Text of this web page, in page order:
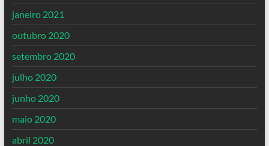
janeiro 2021
outubro 2020
setembro 2020
julho 2020
junho 2020
maio 2020
abril 2020